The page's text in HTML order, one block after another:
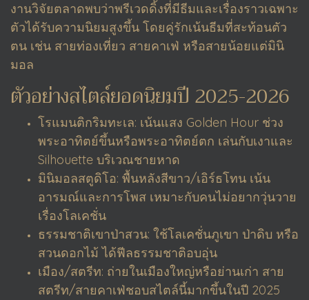
งานวิจัยตลาดพบว่าพรีเวดดิ้งที่มีธีมและเรื่องราวเฉพาะ
ตัวได้รับความนิยมสูงขึ้น โดยคู่รักเน้นธีมที่สะท้อนตัว
ตน เช่น สายท่องเที่ยว สายคาเฟ่ หรือสายน้อยแต่มินิ
มอล
ตัวอย่างสไตล์ยอดนิยมปี 2025-2026
โรแมนติกริมทะเล: เน้นแสง Golden Hour ช่วง
พระอาทิตย์ขึ้นหรือพระอาทิตย์ตก เล่นกับเงาและ
Silhouette บริเวณชายหาด
มินิมอลสตูดิโอ: พื้นหลังสีขาว/เอิร์ธโทน เน้น
อารมณ์และการโพส เหมาะกับคนไม่อยากวุ่นวาย
เรื่องโลเคชั่น
ธรรมชาติเขาป่าสวน: ใช้โลเคชั่นภูเขา ป่าดิบ หรือ
สวนดอกไม้ ได้ฟีลธรรมชาติอบอุ่น
เมือง/สตรีท: ถ่ายในเมืองใหญ่หรือย่านเก่า สาย
สตรีท/สายคาเฟ่ชอบสไตล์นี้มากขึ้นในปี 2025